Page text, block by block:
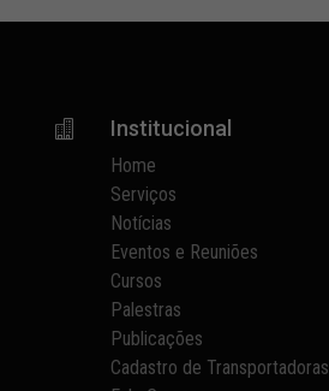
 Institucional
Home
Serviços
Notícias
Eventos e Reuniões
Cursos
Palestras
Publicações
Cadastro de Transportadoras